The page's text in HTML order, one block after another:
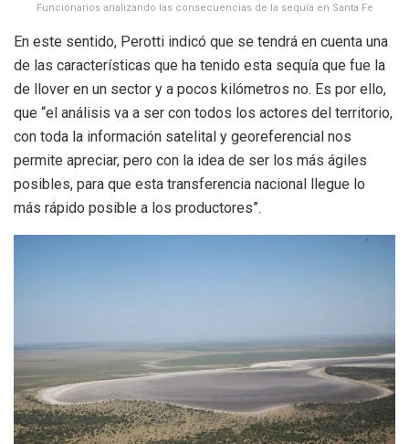
Funcionarios analizando las consecuencias de la sequía en Santa Fe
En este sentido, Perotti indicó que se tendrá en cuenta una
de las características que ha tenido esta sequía que fue la
de llover en un sector y a pocos kilómetros no. Es por ello,
que “el análisis va a ser con todos los actores del territorio,
con toda la información satelital y georeferencial nos
permite apreciar, pero con la idea de ser los más ágiles
posibles, para que esta transferencia nacional llegue lo
más rápido posible a los productores”.